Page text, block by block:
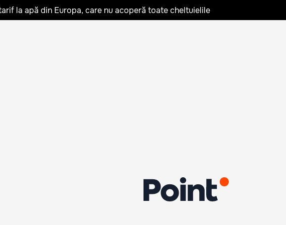
la apă din Europa, care nu acoperă toate cheltuielile